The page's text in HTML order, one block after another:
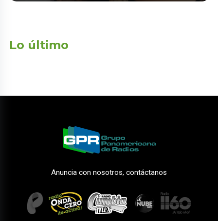
Lo último
Anuncia con nosotros, contáctanos